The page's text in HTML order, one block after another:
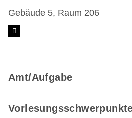
Gebäude 5, Raum 206
Amt/Aufgabe